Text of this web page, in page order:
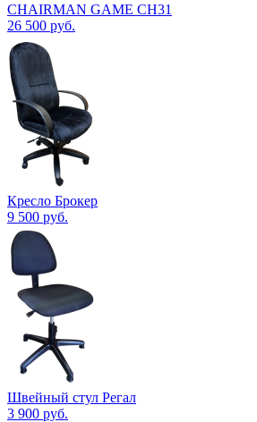
CHAIRMAN GAME CH31
26 500 руб.
Кресло Брокер
9 500 руб.
Швейный стул Регал
3 900 руб.